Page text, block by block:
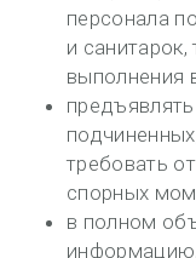
персонала
и санитарок,
выполнения
требовать
спорных
в полном